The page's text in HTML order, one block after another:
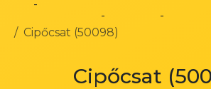
Cipőcsat (50098)
Cipőcsat